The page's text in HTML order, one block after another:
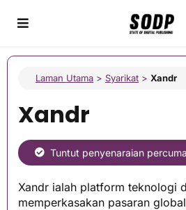
Laman Utama > Syarikat > Xandr
Xandr
Tuntut penyenaraian
Xandr ialah platform teknologi
memperkasakan pasaran